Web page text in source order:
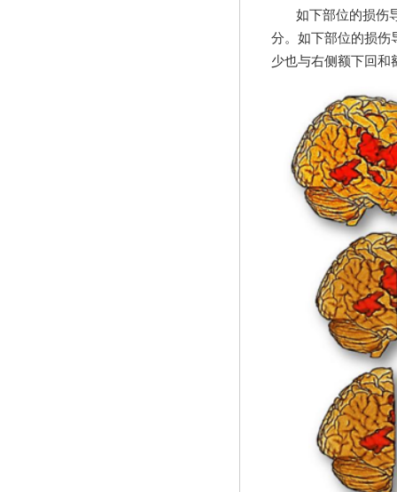
如下部位的损伤
分。如下部位的损伤
少也与右侧额下回和